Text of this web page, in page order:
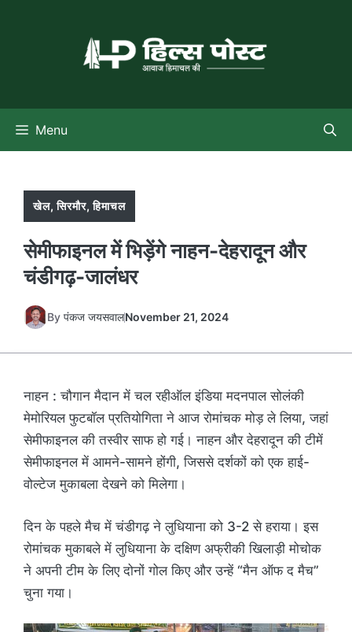
Menu
खेल,सिरमौर,हिमाचल
सेमीफाइनल में भिड़ेंगे नाहन-देहरादून और
चंडीगढ़-जालंधर
By पंकज जयसवालNovember 21, 2024
नाहन : चौगान मैदान में चल रहीऑल इंडिया मदनपाल सोलंकी
मेमोरियल फुटबॉल प्रतियोगिता ने आज रोमांचक मोड़ ले लिया, जहां
सेमीफाइनल की तस्वीर साफ हो गई। नाहन और देहरादून की टीमें
सेमीफाइनल में आमने-सामने होंगी, जिससे दर्शकों को एक हाई-
वोल्टेज मुकाबला देखने को मिलेगा।
दिन के पहले मैच में चंडीगढ़ ने लुधियाना को 3-2 से हराया। इस
रोमांचक मुकाबले में लुधियाना के दक्षिण अफ्रीकी खिलाड़ी मोचोक
ने अपनी टीम के लिए दोनों गोल किए और उन्हें “मैन ऑफ द मैच”
चुना गया।